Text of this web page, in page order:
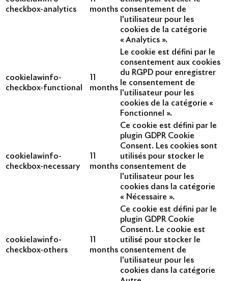
checkbox-analytics
months consentement de
l'utilisateur pour les
cookies de la catégorie
« Analytics ».
cookielawinfo-
checkbox-functional
months
Le cookie est défini par le
consentement aux cookies
du RGPD pour enregistrer
le consentement de
l'utilisateur pour les
cookies de la catégorie «
Fonctionnel ».
cookielawinfo-
checkbox-necessary
months
Ce cookie est défini par le
plugin GDPR Cookie
Consent. Les cookies sont
utilisés pour stocker le
consentement de
l'utilisateur pour les
cookies dans la catégorie
« Nécessaire ».
cookielawinfo-
checkbox-others
months
Ce cookie est défini par le
plugin GDPR Cookie
Consent. Le cookie est
utilisé pour stocker le
consentement de
l'utilisateur pour les
cookies dans la catégorie